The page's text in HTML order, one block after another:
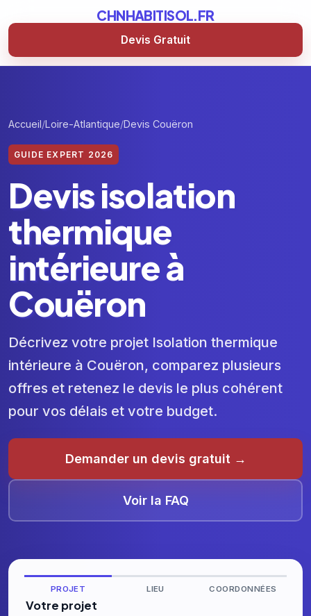
CHNHABITISOL.FR
Devis Gratuit
Accueil Loire-Atlantique Devis Couëron
GUIDE EXPERT 2026
Devis isolation
thermique
intérieure à
Couëron
Décrivez votre projet Isolation thermique
intérieure à Couëron, comparez plusieurs
offres et retenez le devis le plus cohérent
pour vos délais et votre budget.
Demander un devis gratuit →
Voir la FAQ
PROJET LIEU COORDONNÉES
Votre projet